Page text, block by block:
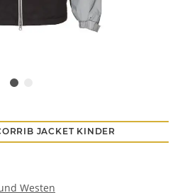
JACKET KINDER
Westen